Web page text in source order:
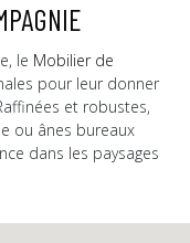
le Mobilier de
pour leur donner
et robustes,
ou ânes bureaux
dans les paysages